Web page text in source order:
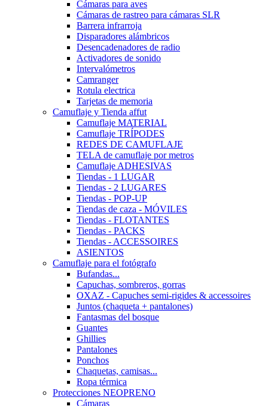
Cámaras para aves
Cámaras de rastreo para cámaras SLR
Barrera infrarroja
Disparadores alámbricos
Desencadenadores de radio
Activadores de sonido
Intervalómetros
Camranger
Rotula electrica
Tarjetas de memoria
Camuflaje y Tienda affut
Camuflaje MATERIAL
Camuflaje TRÍPODES
REDES DE CAMUFLAJE
TELA de camuflaje por metros
Camuflaje ADHESIVAS
Tiendas - 1 LUGAR
Tiendas - 2 LUGARES
Tiendas - POP-UP
Tiendas de caza - MÓVILES
Tiendas - FLOTANTES
Tiendas - PACKS
Tiendas - ACCESSOIRES
ASIENTOS
Camuflaje para el fotógrafo
Bufandas...
Capuchas, sombreros, gorras
OXAZ - Capuches semi-rigides & accessoires
Juntos (chaqueta + pantalones)
Fantasmas del bosque
Guantes
Ghillies
Pantalones
Ponchos
Chaquetas, camisas...
Ropa térmica
Protecciones NEOPRENO
Cámaras